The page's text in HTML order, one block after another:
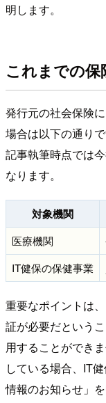
明します。
これまでの保
発行元の社会保険
場合は以下の通り
記事執筆時点では
なります。
対象機関
医療機関
IT健保の保健事業
重要なポイントは
証が必要だという
用することができ
している場合、IT
情報のお知らせ」